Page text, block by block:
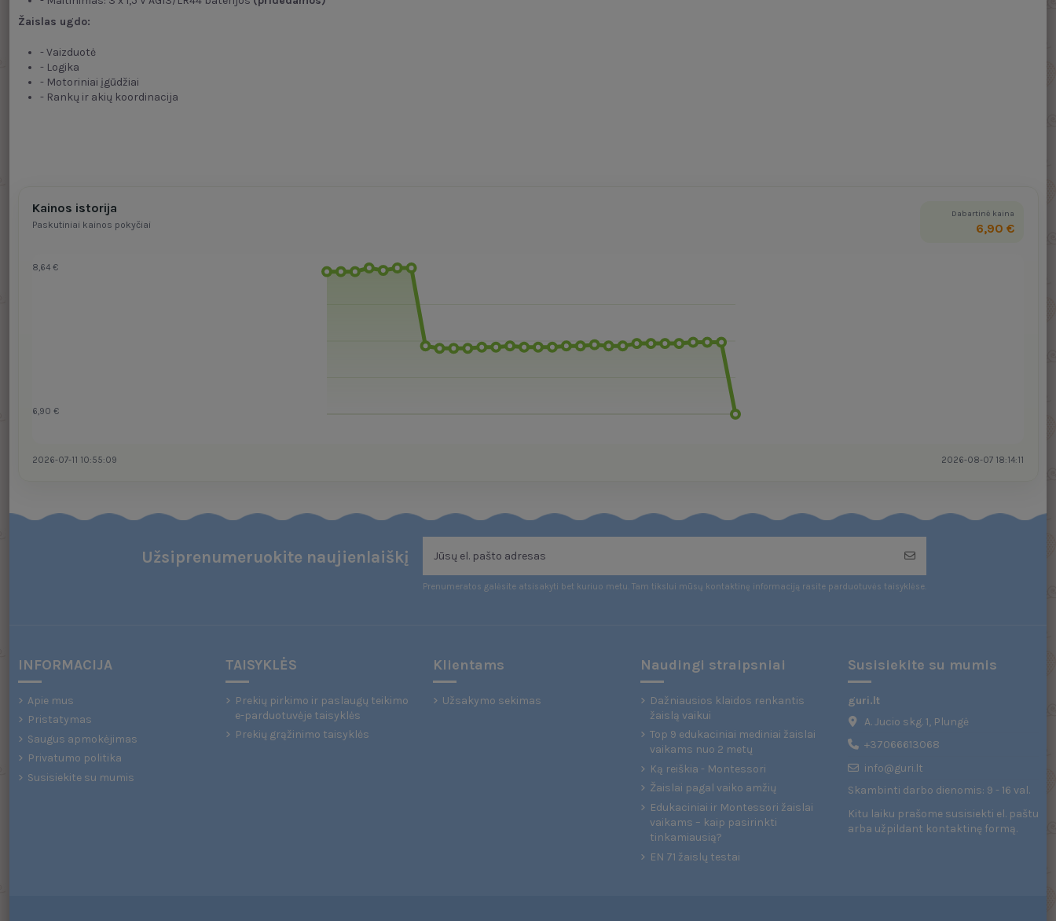
Žaislas ugdo:
- Vaizduotė
- Logika
- Motoriniai įgūdžiai
- Rankų ir akių koordinacija
Kainos istorija
Paskutiniai kainos pokyčiai
Dabartinė kaina
6,90 €
8,64 €
6,90 €
2026-07-11 10:55:09 2026-08-07 18:14:11
Užsiprenumeruokite naujienlaiškį
Prenumeratos galėsite atsisakyti bet kuriuo metu. Tam tikslui mūsų kontaktinę informaciją rasite parduotuvės taisyklėse.
INFORMACIJA
Apie mus
Pristatymas
Saugus apmokėjimas
Privatumo politika
Susisiekite su mumis
TAISYKLĖS
Prekių pirkimo ir paslaugų teikimo
e-parduotuvėje taisyklės
Prekių grąžinimo taisyklės
Klientams
Užsakymo sekimas
Naudingi straipsniai
Dažniausios klaidos renkantis
žaislą vaikui
Top 9 edukaciniai mediniai žaislai
vaikams nuo 2 metų
Ką reiškia - Montessori
Žaislai pagal vaiko amžių
Edukaciniai ir Montessori žaislai
vaikams – kaip pasirinkti
tinkamiausią?
EN 71 žaislų testai
Susisiekite su mumis
guri.lt
A. Jucio skg. 1, Plungė
+37066613068
info@guri.lt
Skambinti darbo dienomis: 9 - 16 val.
Kitu laiku prašome susisiekti el. paštu
arba užpildant kontaktinę formą.